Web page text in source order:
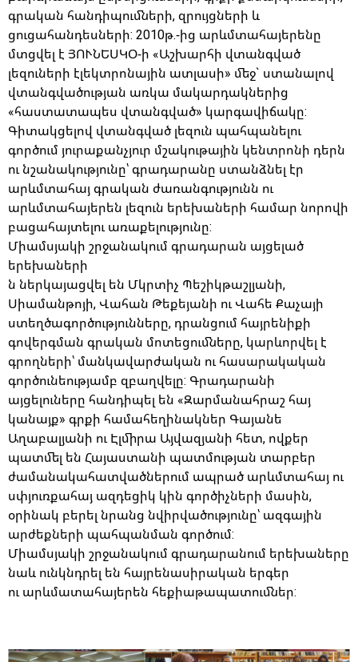
գրական հանդիպումների, զրույցների և
ցուցահանդեսների: 2010թ.-ից արևմտահայերենը
մտցվել է ՅՈՒՆԵՍԿՕ-ի «Աշխարհի վտանգված
լեզուների էլեկտրոնային ատլասի» մեջ` ստանալով
վտանգվածության առկա մակարդակներից
«հաստատապես վտանգված» կարգավիճակը:
Գիտակցելով վտանգված լեզուն պահպանելու
գործում յուրաքանչյուր մշակութային կենտրոնի դերն
ու նշանակությունը՝ գրադարանը ստանձնել էր
արևմտահայ գրական ժառանգությունն ու
արևմտահայերեն լեզուն երեխաների համար նորովի
բացահայտելու առաքելությունը:
Միամսյակի շրջանակում գրադարան այցելած
երեխաների
ն ներկայացվել են Մկրտիչ Պեշիկթաշլյանի,
Սիամանթոյի, Վահան Թեքեյանի ու Վահե Քաչայի
ստեղծագործությունները, դրանցում հայրենիքի
գովերգման գրական մոտեցումները, կարևորվել է
գրողների՝ մանկավարժական ու հասարակական
գործունեությամբ զբաղվելը: Գրադարանի
այցելուները հանդիպել են «Զարմանահրաշ հայ
կանայք» գրքի համահեղինակներ Գայանե
Աղաբալյանի ու Էլմիրա Այվազյանի հետ, ովքեր
պատմել են Հայաստանի պատմության տարբեր
ժամանակահատվածներում ապրած արևմտահայ ու
սփյուռքահայ ազդեցիկ կին գործիչների մասին,
օրինակ բերել նրանց նվիրվածությունը՝ ազգային
արժեքների պահպանման գործում:
Միամսյակի շրջանակում գրադարանում երեխաները
նաև ունկնդրել են հայրենասիրական երգեր
ու արևմատահայերեն հեքիաթապատումներ: